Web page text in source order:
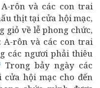
rôn và các con trai
thịt tại cửa hội mạc,
giỏ về lễ phong chức,
A-rôn và các con trai
các ngươi phải thiêu
Trong bảy ngày các
hội mạc cho đến